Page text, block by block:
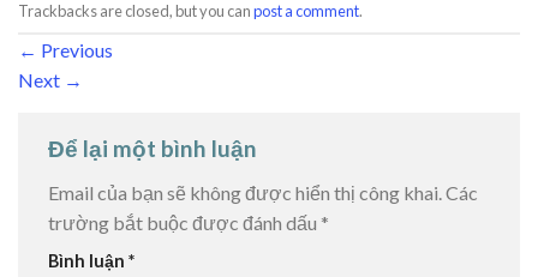
Trackbacks are closed, but you canpost a comment.
← Previous
Next →
Để lại một bình luận
Email của bạn sẽ không được hiển thị công khai.Các
trường bắt buộc được đánh dấu *
Bình luận *